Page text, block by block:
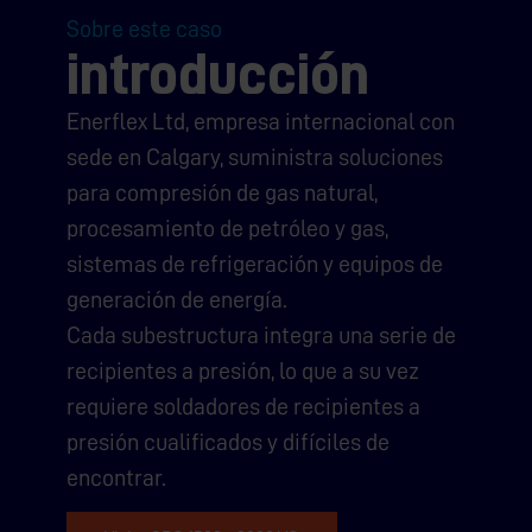
Sobre este caso
introducción
Enerflex Ltd, empresa internacional con
sede en Calgary, suministra soluciones
para compresión de gas natural,
procesamiento de petróleo y gas,
sistemas de refrigeración y equipos de
generación de energía.
Cada subestructura integra una serie de
recipientes a presión, lo que a su vez
requiere soldadores de recipientes a
presión cualificados y difíciles de
encontrar.